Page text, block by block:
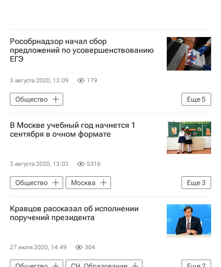
Рособрнадзор начал сбор
предложений по усовершенствованию
ЕГЭ
3 августа 2020, 13:09 179
Еще5
Общество
Федеральная служба по надзору в сфере образования и науки (Рособрнадзор)
СН_Образование
Анзор Музаев
Социальный навигатор
В Москве учебный год начнется 1
сентября в очном формате
3 августа 2020, 13:02 5316
Еще3
Общество
Москва
СН_Образование
Социальный навигатор
Кравцов рассказал об исполнении
поручений президента
27 июля 2020, 14:49 304